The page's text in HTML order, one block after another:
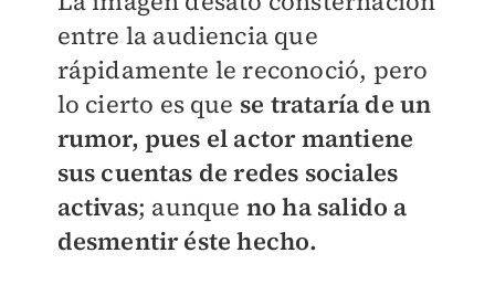
entre la audiencia que
rápidamente le reconoció, pero
lo cierto es que se trataría de un
rumor, pues el actor mantiene
sus cuentas de redes sociales
activas; aunque no ha salido a
desmentir éste hecho.